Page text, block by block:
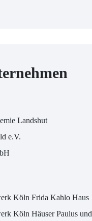
Landshut
e.V.
Köln Frida Kahlo Haus
Köln Häuser Paulus und